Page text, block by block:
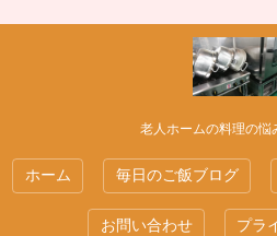
老人ホームの料理の悩
ホーム 毎日のご飯ブログ
お問い合わせ プラ